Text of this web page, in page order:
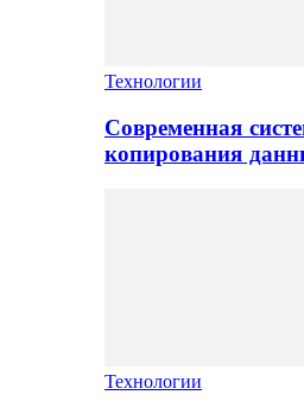
Технологии
Современная
копирования
Технологии